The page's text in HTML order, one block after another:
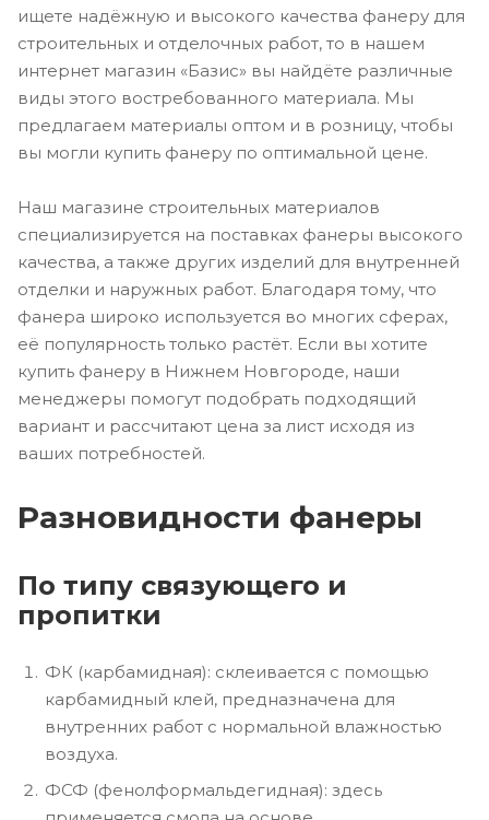
ищете надёжную и высокого качества фанеру для
строительных и отделочных работ, то в нашем
интернет магазин «Базис» вы найдёте различные
виды этого востребованного материала. Мы
предлагаем материалы оптом и в розницу, чтобы
вы могли купить фанеру по оптимальной цене.
Наш магазине строительных материалов
специализируется на поставках фанеры высокого
качества, а также других изделий для внутренней
отделки и наружных работ. Благодаря тому, что
фанера широко используется во многих сферах,
её популярность только растёт. Если вы хотите
купить фанеру в Нижнем Новгороде, наши
менеджеры помогут подобрать подходящий
вариант и рассчитают цена за лист исходя из
ваших потребностей.
Разновидности фанеры
По типу связующего и
пропитки
ФК (карбамидная): склеивается с помощью
карбамидный клей, предназначена для
внутренних работ с нормальной влажностью
воздуха.
ФСФ (фенолформальдегидная): здесь